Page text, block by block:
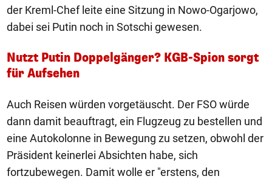
der Kreml-Chef leite eine Sitzung in Nowo-Ogarjowo,
dabei sei Putin noch in Sotschi gewesen.
Nutzt Putin Doppelgänger? KGB-Spion sorgt
für Aufsehen
Auch Reisen würden vorgetäuscht. Der FSO würde
dann damit beauftragt, ein Flugzeug zu bestellen und
eine Autokolonne in Bewegung zu setzen, obwohl der
Präsident keinerlei Absichten habe, sich
fortzubewegen. Damit wolle er "erstens, den